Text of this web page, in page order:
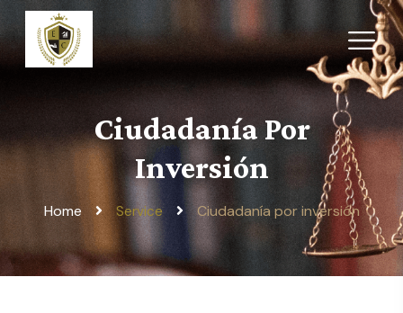
Ciudadanía Por
Inversión
Home Service Ciudadanía por inversión